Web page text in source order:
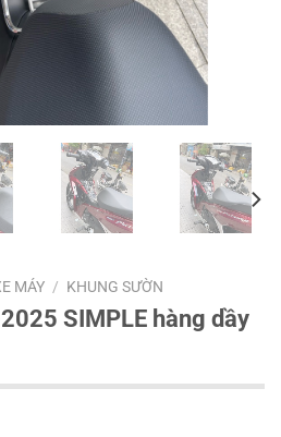
MÁY / KHUNG SƯỜN
SIMPLE hàng dầy